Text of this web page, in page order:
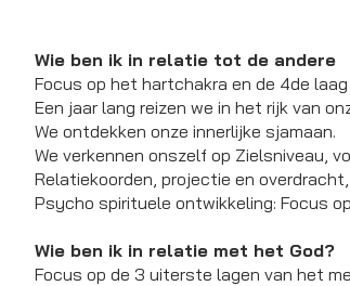
Wie ben ik in relatie tot de andere
Focus op het hartchakra en de 4de
Een jaar lang reizen we in het rijk van
We ontdekken onze innerlijke sjamaan.
We verkennen onszelf op Zielsniveau,
Relatiekoorden, projectie en overdracht,
Psycho spirituele ontwikkeling: Focus
Wie ben ik in relatie met het God?
Focus op de 3 uiterste lagen van het